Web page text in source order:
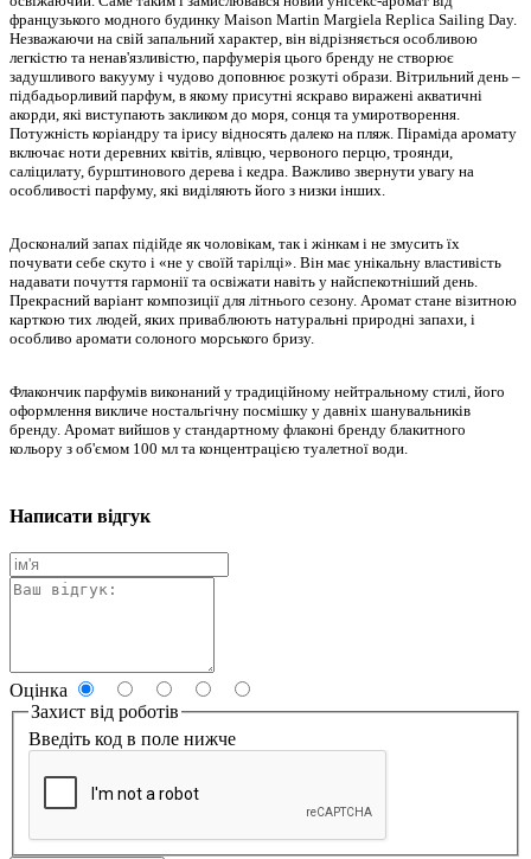
французького модного будинку Maison Martin Margiela Replica Sailing Day.
Незважаючи на свій запальний характер, він відрізняється особливою
легкістю та ненав'язливістю, парфумерія цього бренду не створює
задушливого вакууму і чудово доповнює розкуті образи. Вітрильний день –
підбадьорливий парфум, в якому присутні яскраво виражені акватичні
акорди, які виступають закликом до моря, сонця та умиротворення.
Потужність коріандру та ірису відносять далеко на пляж. Піраміда аромату
включає ноти деревних квітів, ялівцю, червоного перцю, троянди,
саліцилату, бурштинового дерева і кедра. Важливо звернути увагу на
особливості парфуму, які виділяють його з низки інших.
Досконалий запах підійде як чоловікам, так і жінкам і не змусить їх
почувати себе скуто і «не у своїй тарілці». Він має унікальну властивість
надавати почуття гармонії та освіжати навіть у найспекотніший день.
Прекрасний варіант композиції для літнього сезону. Аромат стане візитною
карткою тих людей, яких приваблюють натуральні природні запахи, і
особливо аромати солоного морського бризу.
Флакончик парфумів виконаний у традиційному нейтральному стилі, його
оформлення викличе ностальгічну посмішку у давніх шанувальників
бренду. Аромат вийшов у стандартному флаконі бренду блакитного
кольору з об'ємом 100 мл та концентрацією туалетної води.
Написати відгук
Оцінка
Захист від роботів
Введіть код в поле нижче